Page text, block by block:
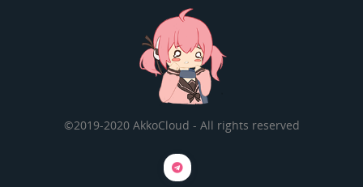
©2019-2020 AkkoCloud - All rights reserved